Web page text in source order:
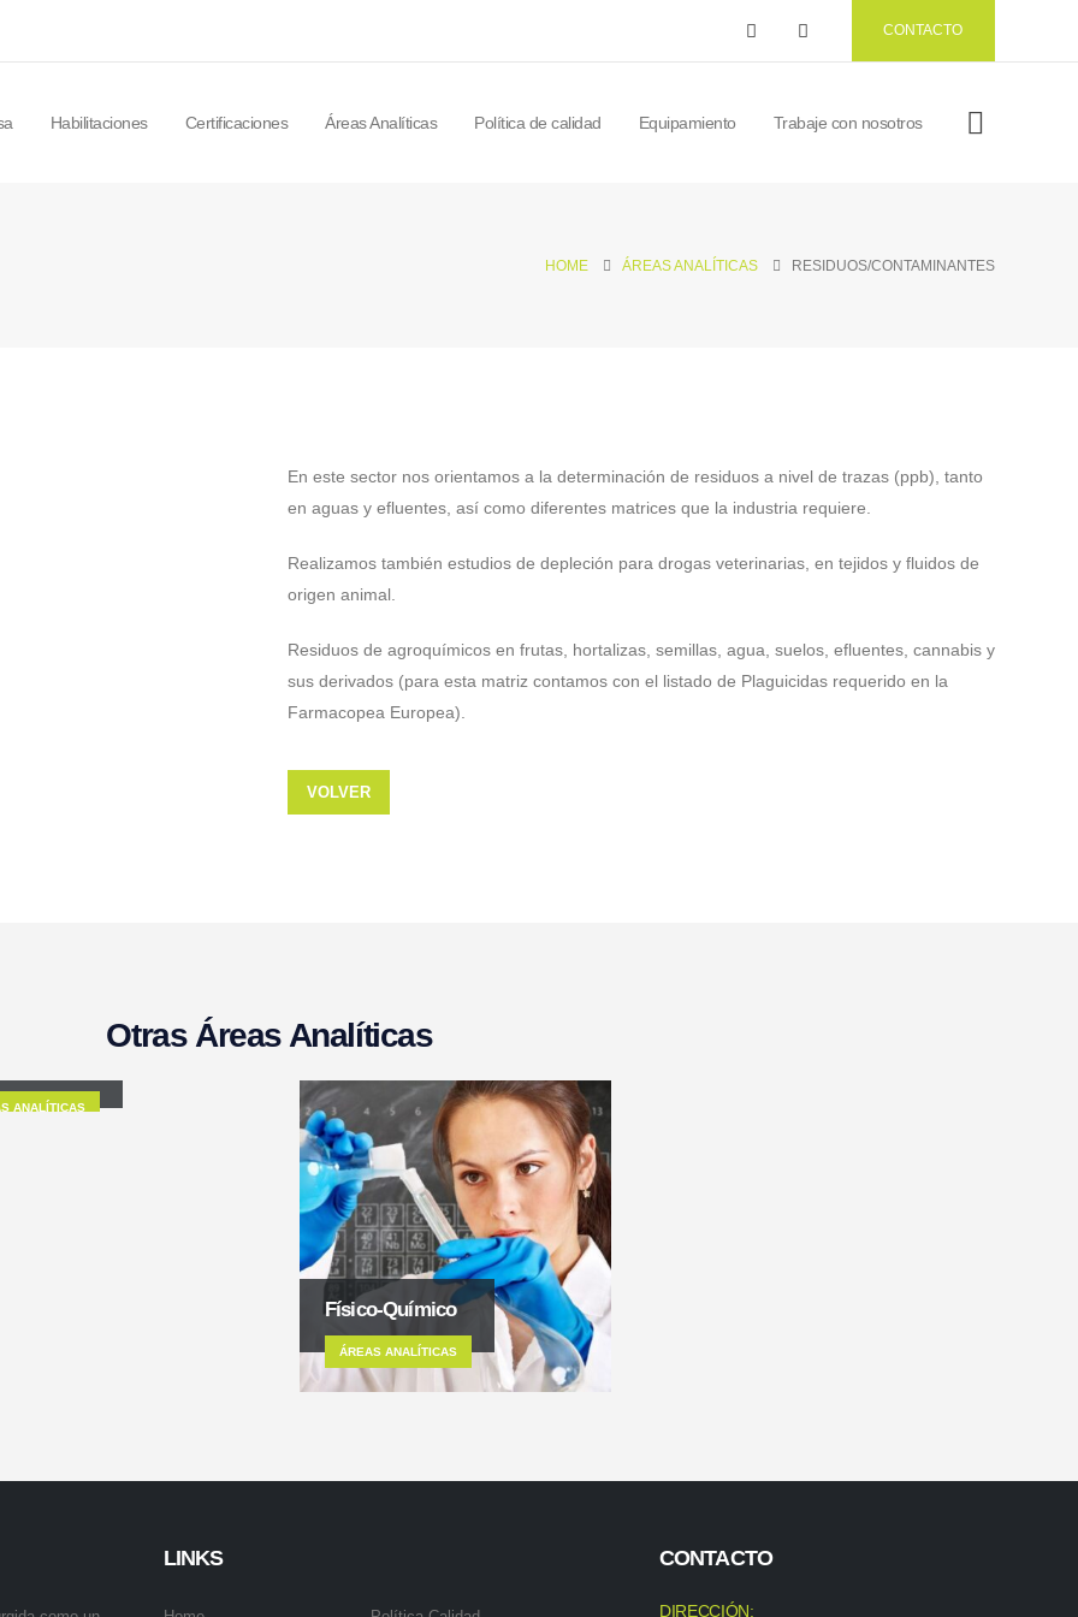
CONTACTO
Habilitaciones Certificaciones Áreas Analíticas Política de calidad Equipamiento Trabaje con nosotros
HOME ÁREAS ANALÍTICAS RESIDUOS/CONTAMINANTES
En este sector nos orientamos a la determinación de residuos a nivel de trazas (ppb), tanto
en aguas y efluentes, así como diferentes matrices que la industria requiere.
Realizamos también estudios de depleción para drogas veterinarias, en tejidos y fluidos de
origen animal.
Residuos de agroquímicos en frutas, hortalizas, semillas, agua, suelos, efluentes, cannabis y
sus derivados (para esta matriz contamos con el listado de Plaguicidas requerido en la
Farmacopea Europea).
VOLVER
OtrasÁreas Analíticas
ANALÍTICAS
Físico-Químico
ÁREAS ANALÍTICAS
LINKS CONTACTO
DIRECCIÓN: